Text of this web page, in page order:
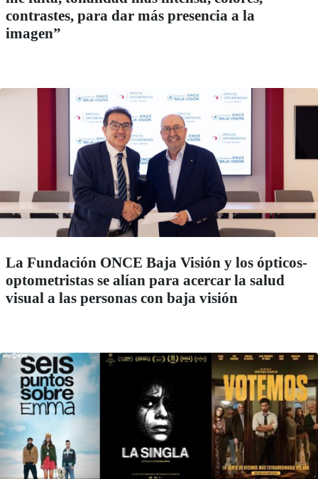
contrastes, para dar más presencia a la
imagen”
La Fundación ONCE Baja Visión y los ópticos-
optometristas se alían para acercar la salud
visual a las personas con baja visión